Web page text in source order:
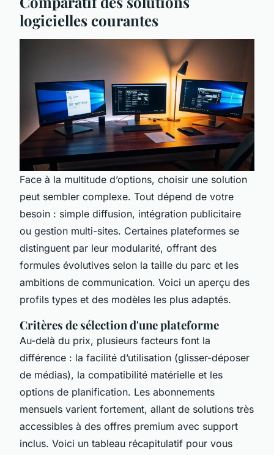
logicielles courantes
Face à la multitude d’options, choisir une solution
peut sembler complexe. Tout dépend de votre
besoin : simple diffusion, intégration publicitaire
ou gestion multi-sites. Certaines plateformes se
distinguent par leur modularité, offrant des
formules évolutives selon la taille du parc et les
ambitions de communication. Voici un aperçu des
profils types et des modèles les plus adaptés.
Critères de sélection d'une plateforme
Au-delà du prix, plusieurs facteurs font la
différence : la facilité d’utilisation (glisser-déposer
de médias), la compatibilité matérielle et les
options de planification. Les abonnements
mensuels varient fortement, allant de solutions très
accessibles à des offres premium avec support
inclus. Voici un tableau récapitulatif pour vous